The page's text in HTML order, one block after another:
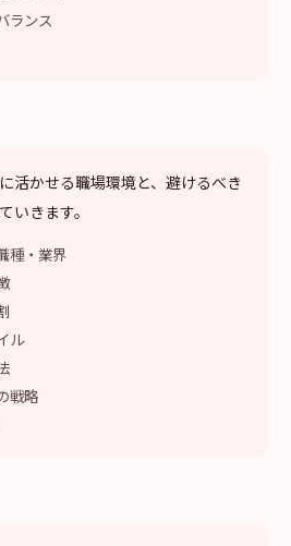
ランス
活かせる職場環境と、避けるべき
いきます。
種・業界
ル
戦略